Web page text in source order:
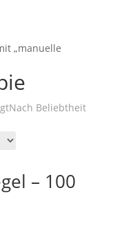
„manuelle
Nach Beliebtheit
– 100